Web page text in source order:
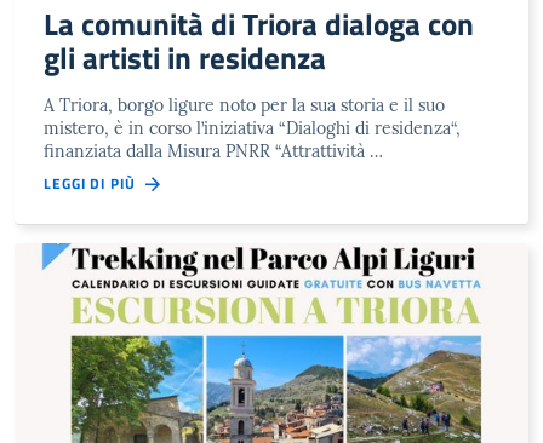
La comunità di Triora dialoga con
gli artisti in residenza
A Triora, borgo ligure noto per la sua storia e il suo
mistero, è in corso l’iniziativa “Dialoghi di residenza“,
finanziata dalla Misura PNRR “Attrattività …
LEGGI DI PIÙ